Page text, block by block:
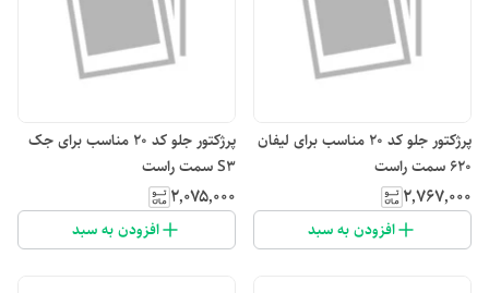
پرژکتور جلو کد ۲۰ مناسب برای لیفان
۶۲۰ سمت راست
۲٬۷۶۷٬۰۰۰
افزودن به سبد
پرژکتور جلو کد ۲۰ مناسب برای جک
S3 سمت راست
۲٬۰۷۵٬۰۰۰
افزودن به سبد